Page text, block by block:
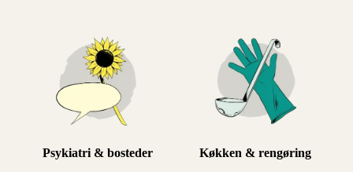
Psykiatri & bosteder Køkken & rengøring